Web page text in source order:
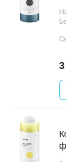
упаковки
к выбору